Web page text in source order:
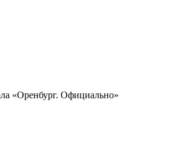
«Оренбург. Официально»